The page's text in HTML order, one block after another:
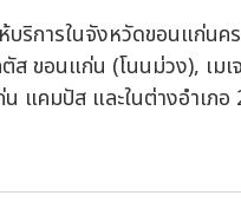
บริการในจังหวัดขอนแก่น
ตัส ขอนแก่น (โนนม่วง), เ
แคมปัส และในต่างอำเภอ